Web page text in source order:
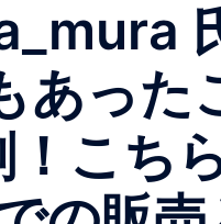
あった
こち